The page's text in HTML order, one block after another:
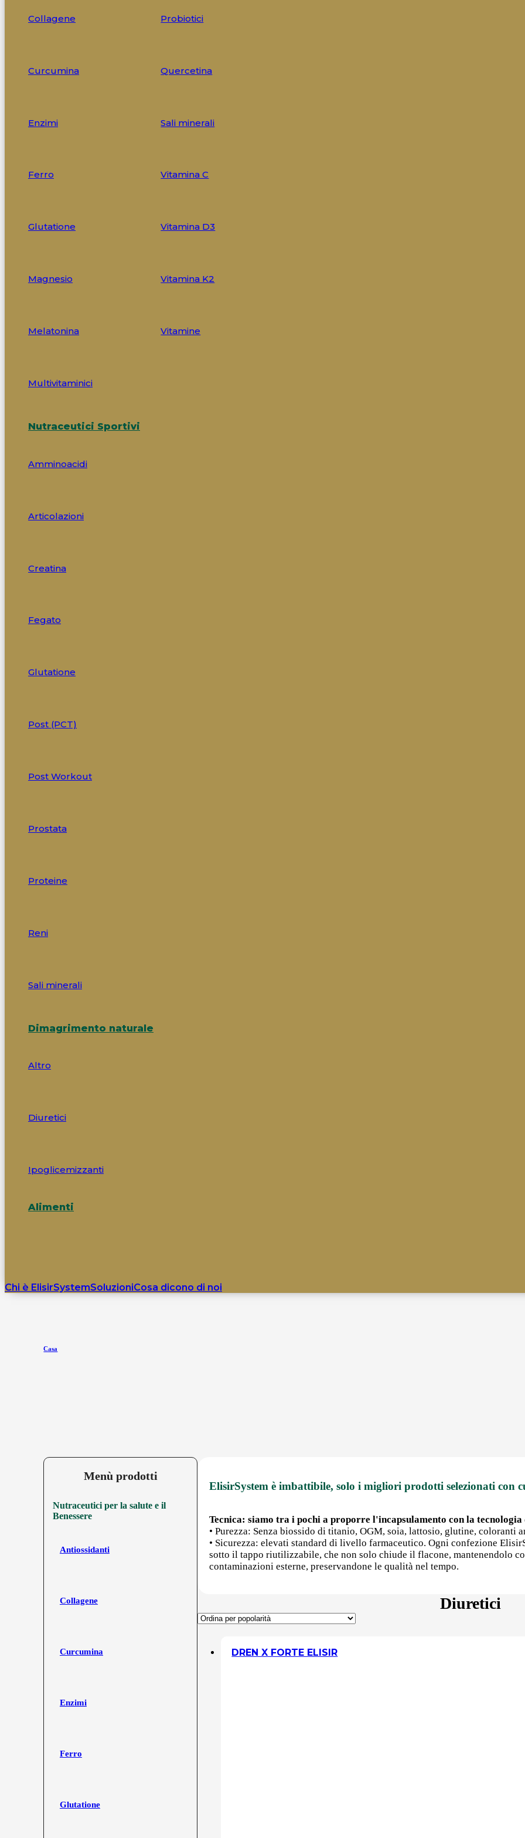
Collagene
Curcumina
Enzimi
Ferro
Glutatione
Magnesio
Melatonina
Multivitaminici
Probiotici
Quercetina
Sali minerali
Vitamina C
Vitamina D3
Vitamina K2
Vitamine
Nutraceutici Sportivi
Amminoacidi
Articolazioni
Creatina
Fegato
Glutatione
Post (PCT)
Post Workout
Prostata
Proteine
Reni
Sali minerali
Dimagrimento naturale
Altro
Diuretici
Ipoglicemizzanti
Alimenti
Chi è ElisirSystemSoluzioniCosa dicono di noi
Casa
Menù prodotti
Nutraceutici per la salute e il
Benessere
Antiossidanti
Collagene
Curcumina
Enzimi
Ferro
Glutatione
ElisirSystem è imbattibile, solo i migliori prodotti selezionati con
Tecnica: siamo tra i pochi a proporre l'incapsulamento con la
• Purezza: Senza biossido di titanio, OGM, soia, lattosio, glutine,
• Sicurezza: elevati standard di livello farmaceutico. Ogni confezione
sotto il tappo riutilizzabile, che non solo chiude il flacone, mantenendolo
contaminazioni esterne, preservandone le qualità nel tempo.
Diuretici
DREN X FORTE ELISIR